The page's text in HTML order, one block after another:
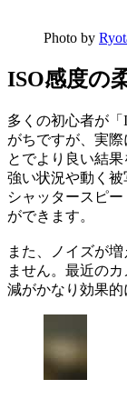
Photo by
ISO感度の
多くの初心者が
がちですが、実
とでより良い結
強い状況や動く
シャッタースピ
ができます。
また、ノイズが
ません。最近の
減がかなり効果的